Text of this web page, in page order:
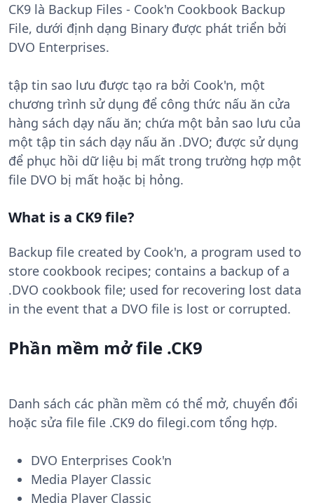
CK9 là Backup Files - Cook'n Cookbook Backup
File, dưới định dạng Binary được phát triển bởi
DVO Enterprises.
tập tin sao lưu được tạo ra bởi Cook'n, một
chương trình sử dụng để công thức nấu ăn cửa
hàng sách dạy nấu ăn; chứa một bản sao lưu của
một tập tin sách dạy nấu ăn .DVO; được sử dụng
để phục hồi dữ liệu bị mất trong trường hợp một
file DVO bị mất hoặc bị hỏng.
What is a CK9 file?
Backup file created by Cook'n, a program used to
store cookbook recipes; contains a backup of a
.DVO cookbook file; used for recovering lost data
in the event that a DVO file is lost or corrupted.
Phần mềm mở file .CK9
Danh sách các phần mềm có thể mở, chuyển đổi
hoặc sửa file file .CK9 do filegi.com tổng hợp.
DVO Enterprises Cook'n
Media Player Classic
Media Player Classic